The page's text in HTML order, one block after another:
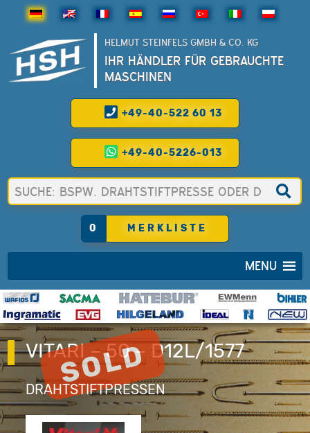
HELMUT STEINFELS GMBH & CO. KG
IHR HÄNDLER FÜR GEBRAUCHTE
MASCHINEN
+49-40-522 60 13
+49-40-5226-013
0 MERKLISTE
MENU
VITARI – 50 – D12L/1577
DRAHTSTIFTPRESSEN